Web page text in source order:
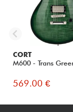
CORT
M600 - Trans
569.00 €